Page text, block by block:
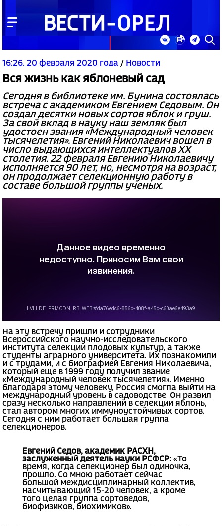
16:26, 20 февраля 2020 года / Новости
Вся жизнь как яблоневый сад
Сегодня в библиотеке им. Бунина состоялась
встреча с академиком Евгением Седовым. Он
создал десятки новых сортов яблок и груш.
За свой вклад в науку наш земляк был
удостоен звания «Международный человек
тысячелетия». Евгений Николаевич вошел в
число выдающихся интеллектуалов ХХ
столетия. 22 февраля Евгению Николаевичу
исполняется 90 лет, но, несмотря на возраст,
он продолжает селекционную работу в
составе большой группы ученых.
На эту встречу пришли и сотрудники
Всероссийского научно-исследовательского
института селекции плодовых культур, а также
студенты аграрного университета. Их познакомили
и с трудами, и с биографией Евгения Николаевича,
который еще в 1999 году получил звание
«Международный человек тысячелетия». Именно
благодаря этому человеку, Россия смогла выйти на
международный уровень в садоводстве. Он развил
сразу несколько направлений в селекции яблонь,
стал автором многих иммуноустойчивых сортов.
Сегодня с ним работает большая группа
селекционеров.
Евгений Седов, академик РАСХН,
заслуженный деятель науки РСФСР: «То
время, когда селекционер был одиночка,
прошло. Со мною работает сейчас
большой междисциплинарный коллектив,
насчитывающий 15-20 человек, а кроме
того целая группа сортоведов,
биофизиков, биохимиков».